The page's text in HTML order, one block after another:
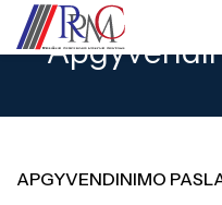
APGYVENDINIMO